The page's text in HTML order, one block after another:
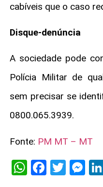
cabíveis que o caso
Disque-denúncia
A sociedade pode
Polícia Militar de
sem precisar se
0800.065.3939.
Fonte: PM MT – MT
WhatsApp
Facebook